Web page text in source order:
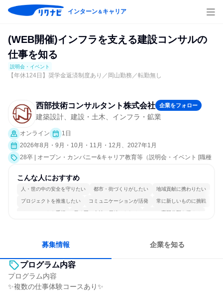
インターン＆キャリア
(WEB開催)インフラを支える建設コンサルの
仕事を知る
説明会・イベント
【年休124日】奨学金返済制度あり／岡山勤務／転勤無し
西部技術コンサルタント株式会社 企業をフォロー
建築設計、建設・土木、インフラ・鉱業
オンライン
1日
2026年8月・9月・10月・11月・12月、2027年1月
28卒 | オープン・カンパニー&キャリア教育等（説明会・イベント [職種
こんな人におすすめ
人・世の中の安全を守りたい 都市・街づくりがしたい 地域貢献に携わりたい
プロジェクトを推進したい コミュニケーションが活発 常に新しいものに挑戦
チームワークを重視 長く同じ会社に居続けられる 一つの専門分野を極める
募集情報 企業を知る
プログラム内容
プログラム内容
✨複数の仕事体験コースあり✨